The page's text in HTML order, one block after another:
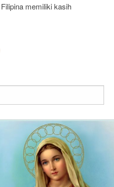
memiliki kasih